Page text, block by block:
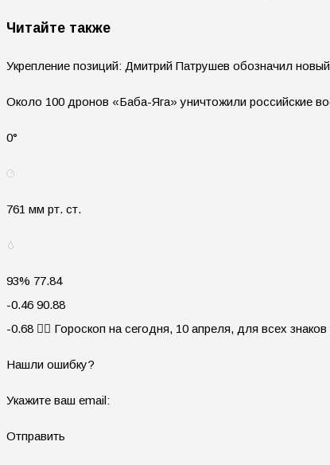
Читайте также
Укрепление позиций: Дмитрий Патрушев обозначил
Около 100 дронов «Баба-Яга» уничтожили российские
0°
761 мм рт. ст.
93% 77.84
-0.46 90.88
-0.68 🧙‍♀ Гороскоп на сегодня, 10 апреля, для всех
Нашли ошибку?
Укажите ваш email:
Отправить